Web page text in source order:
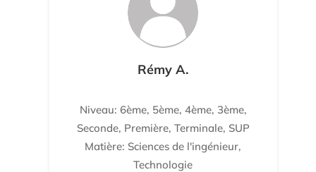
Rémy A.
Niveau: 6ème, 5ème, 4ème, 3ème,
Seconde, Première, Terminale, SUP
Matière: Sciences de l'ingénieur,
Technologie